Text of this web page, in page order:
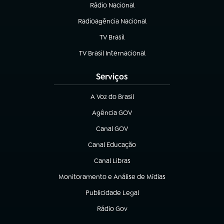
Rádio Nacional
(abre em nova aba)
Radioagência Nacional
(abre em nova aba)
TV Brasil
(abre em nova aba)
TV Brasil Internacional
(abre em nova aba)
Serviços
A Voz do Brasil
(abre em nova aba)
Agência GOV
(abre em nova aba)
Canal GOV
(abre em nova aba)
Canal Educação
(abre em nova aba)
Canal Libras
(abre em nova aba)
Monitoramento e Análise de Mídias
(abre em nova aba)
Publicidade Legal
(abre em nova aba)
Rádio Gov
(abre em nova aba)